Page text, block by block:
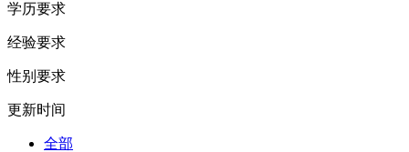
学历要求
经验要求
性别要求
更新时间
全部